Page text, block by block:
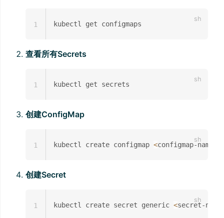
1
查看所有Secrets
1
创建ConfigMap
kubectl create configmap <configmap-name
1
创建Secret
kubectl create secret generic <secret-name
1